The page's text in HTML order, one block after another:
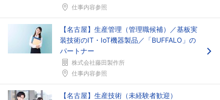
仕事内容参照
【名古屋】生産管理（管理職候補）／基板実
装技術のIT・IoT機器製品／「BUFFALO」の
パートナー
株式会社藤田製作所
仕事内容参照
【名古屋】生産技術（未経験者歓迎）